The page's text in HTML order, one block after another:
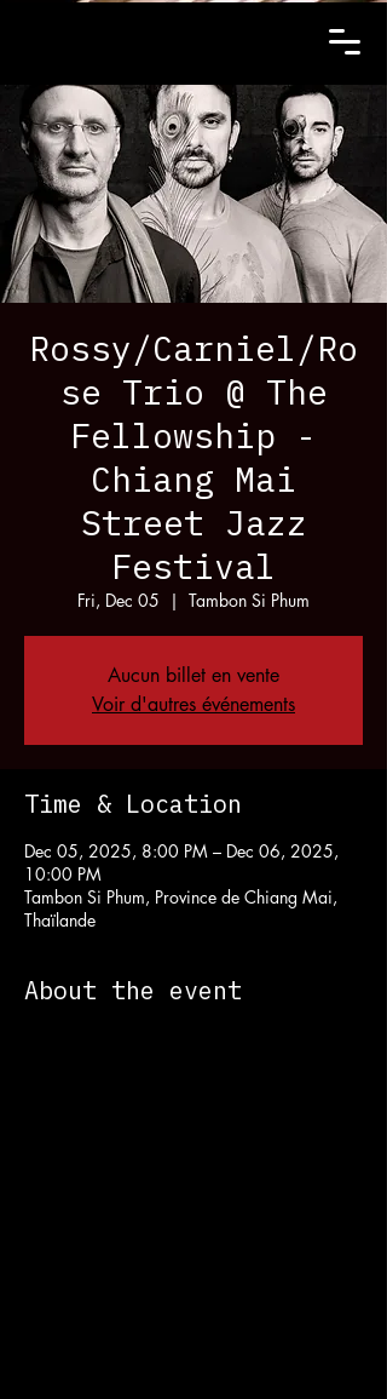
Rossy/Carniel/Ro
se Trio @ The
Fellowship -
Chiang Mai
Street Jazz
Festival
Fri, Dec 05
  |
Tambon Si Phum
Aucun billet en vente
Voir d'autres événements
Time & Location
Dec 05, 2025, 8:00 PM – Dec 06, 2025,
10:00 PM
Tambon Si Phum, Province de Chiang Mai,
Thaïlande
About the event